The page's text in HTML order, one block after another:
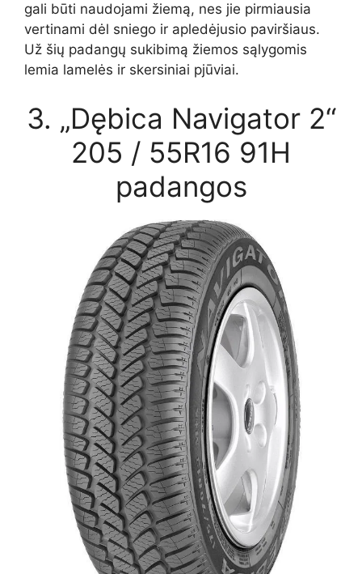
gali būti naudojami žiemą, nes jie pirmiausia
vertinami dėl sniego ir apledėjusio paviršiaus.
Už šių padangų sukibimą žiemos sąlygomis
lemia lamelės ir skersiniai pjūviai.
3. „Dębica Navigator 2“
205 / 55R16 91H
padangos